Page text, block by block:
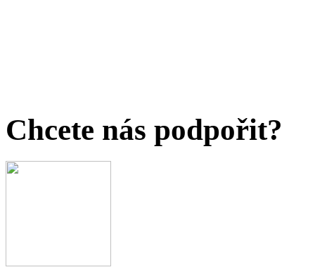
Chcete nás podpořit?